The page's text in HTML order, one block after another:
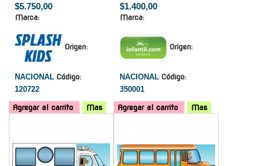
$5.750,00
Marca:
Origen:
NACIONAL Código:
120722
Agregar al carrito Mas
$1.400,00
Marca:
Origen:
NACIONAL Código:
350001
Agregar al carrito
Mas